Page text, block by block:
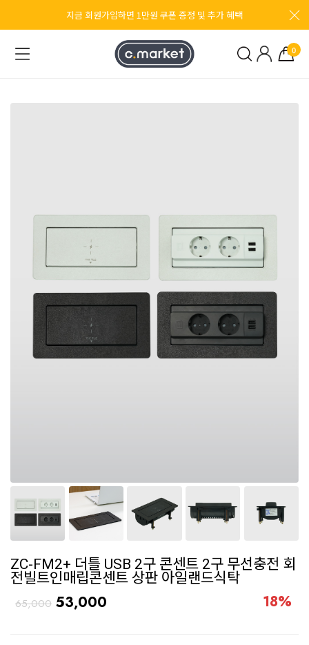
지금 회원가입하면 1만원 쿠폰 증정 및 추가 혜택
0
ZC-FM2+ 더틀 USB 2구 콘센트 2구 무선충전 회
전빌트인매립콘센트 상판 아일랜드식탁
65,000 53,000 18%